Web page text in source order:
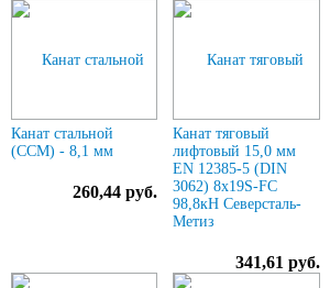
Канат стальной
(ССМ) - 8,1 мм
260,44 руб.
Канат тяговый
лифтовый 15,0 мм
EN 12385-5 (DIN
3062) 8х19S-FC
98,8кН Северсталь-
Метиз
341,61 руб.